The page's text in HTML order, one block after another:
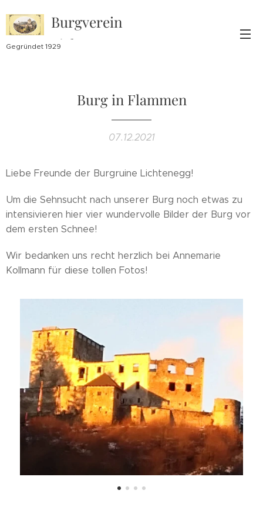
Burgverein
Lichtenegg
Gegründet 1929
Burg in Flammen
07.12.2021
Liebe Freunde der Burgruine Lichtenegg!
Um die Sehnsucht nach unserer Burg noch etwas zu
intensivieren hier vier wundervolle Bilder der Burg vor
dem ersten Schnee!
Wir bedanken uns recht herzlich bei Annemarie
Kollmann für diese tollen Fotos!